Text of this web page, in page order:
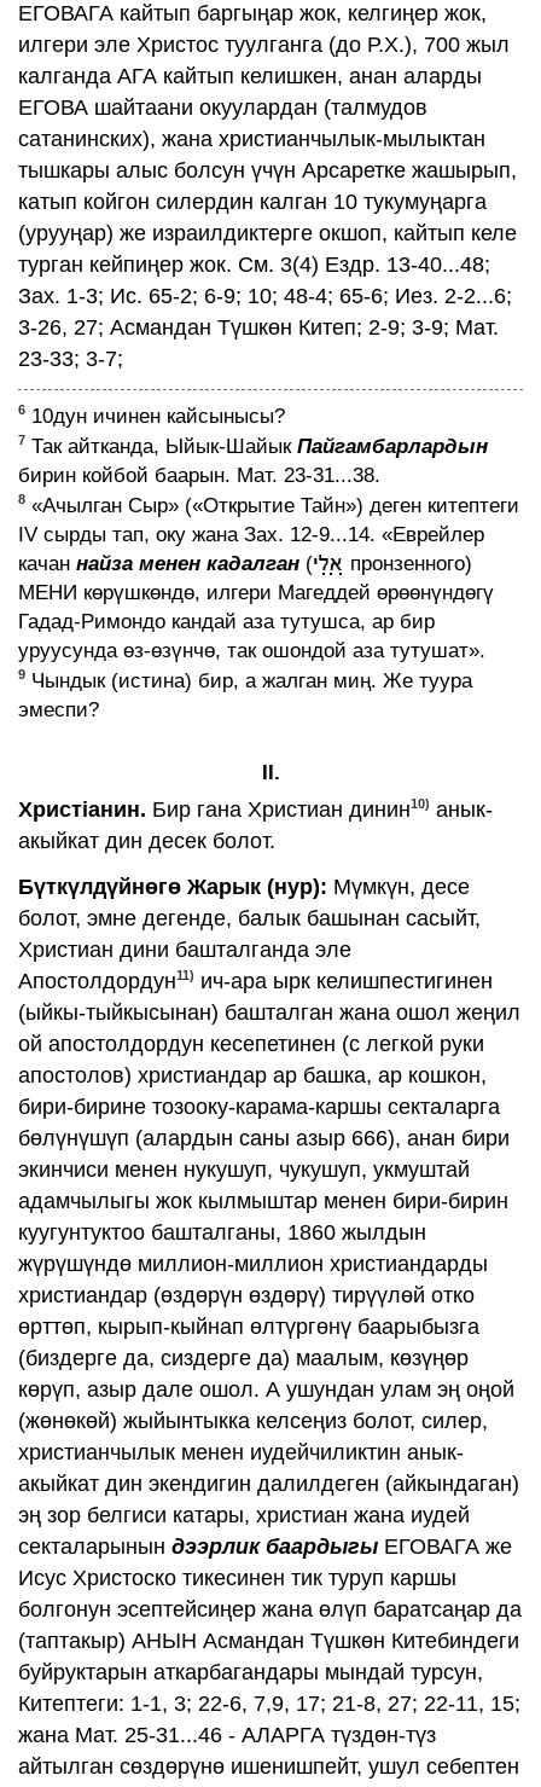
ЕГОВАГА кайтып баргыңар жок, келгиңер жок,
илгери эле Христос туулганга (до Р.Х.), 700 жыл
калганда АГА кайтып келишкен, анан аларды
ЕГОВА шайтаани окуулардан (талмудов
сатанинских), жана христианчылык-мылыктан
тышкары алыс болсун үчүн Арсаретке жашырып,
катып койгон силердин калган 10 тукумуңарга
(урууңар) же израилдиктерге окшоп, кайтып келе
турган кейпиңер жок. См. 3(4) Ездр. 13-40...48;
Зах. 1-3; Ис. 65-2; 6-9; 10; 48-4; 65-6; Иез. 2-2...6;
3-26, 27; Асмандан Түшкөн Китеп; 2-9; 3-9; Мат.
23-33; 3-7;
6 10дун ичинен кайсынысы?
7 Так айтканда, Ыйык-Шайык Пайгамбарлардын
бирин койбой баарын. Мат. 23-31...38.
8 «Ачылган Сыр» («Открытие Тайн») деген китептеги
IV сырды тап, оку жана Зах. 12-9...14. «Еврейлер
качан найза менен кадалган (
пронзенного)
МЕНИ көрүшкөндө, илгери Магеддей өрөөнүндөгү
Гадад-Римондо кандай аза тутушса, ар бир
уруусунда өз-өзүнчө, так ошондой аза тутушат».
9 Чындык (истина) бир, а жалган миң. Же туура
эмеспи?
II.
Христiанин. Бир гана Христиан динин10) анык-
акыйкат дин десек болот.
Бүткүлдүйнөгө Жарык (нур): Мүмкүн, десе
болот, эмне дегенде, балык башынан сасыйт,
Христиан дини башталганда эле
Апостолдордун11) ич-ара ырк келишпестигинен
(ыйкы-тыйкысынан) башталган жана ошол жеңил
ой апостолдордун кесепетинен (с легкой руки
апостолов) христиандар ар башка, ар кошкон,
бири-бирине тозооку-карама-каршы секталарга
бөлүнүшүп (алардын саны азыр 666), анан бири
экинчиси менен нукушуп, чукушуп, укмуштай
адамчылыгы жок кылмыштар менен бири-бирин
куугунтуктоо башталганы, 1860 жылдын
жүрүшүндө миллион-миллион христиандарды
христиандар (өздөрүн өздөрү) тирүүлөй отко
өрттөп, кырып-кыйнап өлтүргөнү баарыбызга
(биздерге да, сиздерге да) маалым, көзүңөр
көрүп, азыр дале ошол. А ушундан улам эң оңой
(жөнөкөй) жыйынтыкка келсеңиз болот, силер,
христианчылык менен иудейчиликтин анык-
акыйкат дин экендигин далилдеген (айкындаган)
эң зор белгиси катары, христиан жана иудей
секталарынын дээрлик баардыгы ЕГОВАГА же
Исус Христоско тикесинен тик туруп каршы
болгонун эсептейсиңер жана өлүп баратсаңар да
(таптакыр) АНЫН Асмандан Түшкөн Китебиндеги
буйруктарын аткарбагандары мындай турсун,
Китептеги: 1-1, 3; 22-6, 7,9, 17; 21-8, 27; 22-11, 15;
жана Мат. 25-31...46 - АЛАРГА түздөн-түз
айтылган сөздөрүнө ишенишпейт, ушул себептен